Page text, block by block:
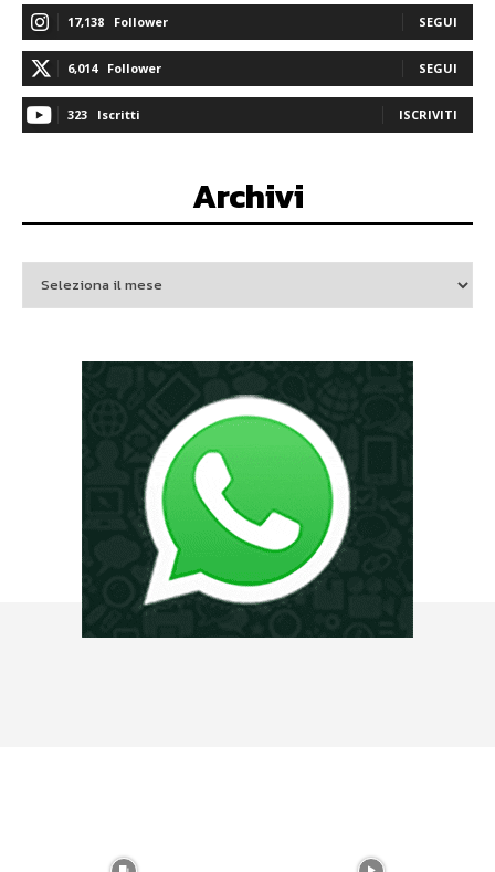
17,138 Follower SEGUI
6,014 Follower SEGUI
323 Iscritti ISCRIVITI
Archivi